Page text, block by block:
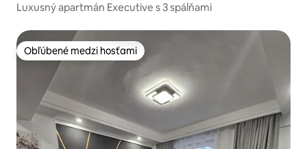
Luxusný apartmán Executive s 3 spálňami
Obľúbené medzi hosťami
Obľúbené medzi hosťami